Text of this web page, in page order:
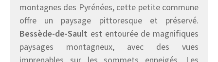
montagnes des Pyrénées, cette petite commune
offre un paysage pittoresque et préservé.
Bessède-de-Sault est entourée de magnifiques
paysages montagneux, avec des vues
imprenables sur les sommets enneigés. Les